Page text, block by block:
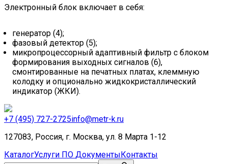
Электронный блок включает в себя:
генератор (4);
фазовый детектор (5);
микропроцессорный адаптивный фильтр с блоком
формирования выходных сигналов (6),
смонтированные на печатных платах, клеммную
колодку и опционально жидкокристаллический
индикатор (ЖКИ).
+7 (495) 727-2725info@metr-k.ru
127083, Россия, г. Москва, ул. 8 Марта 1-12
КаталогУслуги ПО ДокументыКонтакты